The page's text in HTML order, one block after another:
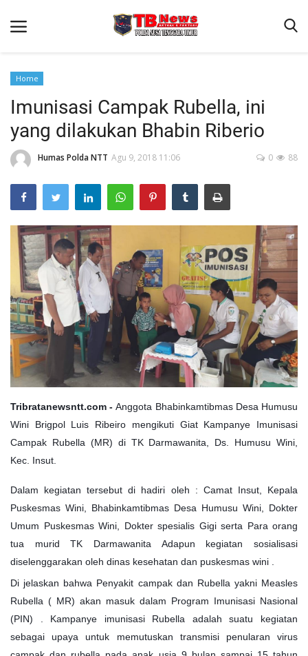
Beranda
Binkam
Terms & Conditions
Reskrim
Lantas
Polisi Kita
Mitra Polisi
Giat Ops
Link Polda NTT
Home
Imunisasi Campak Rubella, ini
yang dilakukan Bhabin Riberio
Humas Polda NTT Agu 9, 2018 11:06 88
0
Tribratanewsntt.com -Anggota Bhabinkamtibmas Desa Humusu
Wini Brigpol Luis Ribeiro mengikuti Giat Kampanye Imunisasi
Campak Rubella (MR) di TK Darmawanita, Ds. Humusu Wini,
Kec. Insut.
Dalam kegiatan tersebut di hadiri oleh : Camat Insut, Kepala
Puskesmas Wini, Bhabinkamtibmas Desa Humusu Wini, Dokter
Umum Puskesmas Wini, Dokter spesialis Gigi serta Para orang
tua murid TK Darmawanita Adapun kegiatan sosialisasi
diselenggarakan oleh dinas kesehatan dan puskesmas wini .
Di jelaskan bahwa Penyakit campak dan Rubella yakni Measles
Rubella ( MR) akan masuk dalam Program Imunisasi Nasional
(PIN) . Kampanye imunisasi Rubella adalah suatu kegiatan
sebagai upaya untuk memutuskan transmisi penularan virus